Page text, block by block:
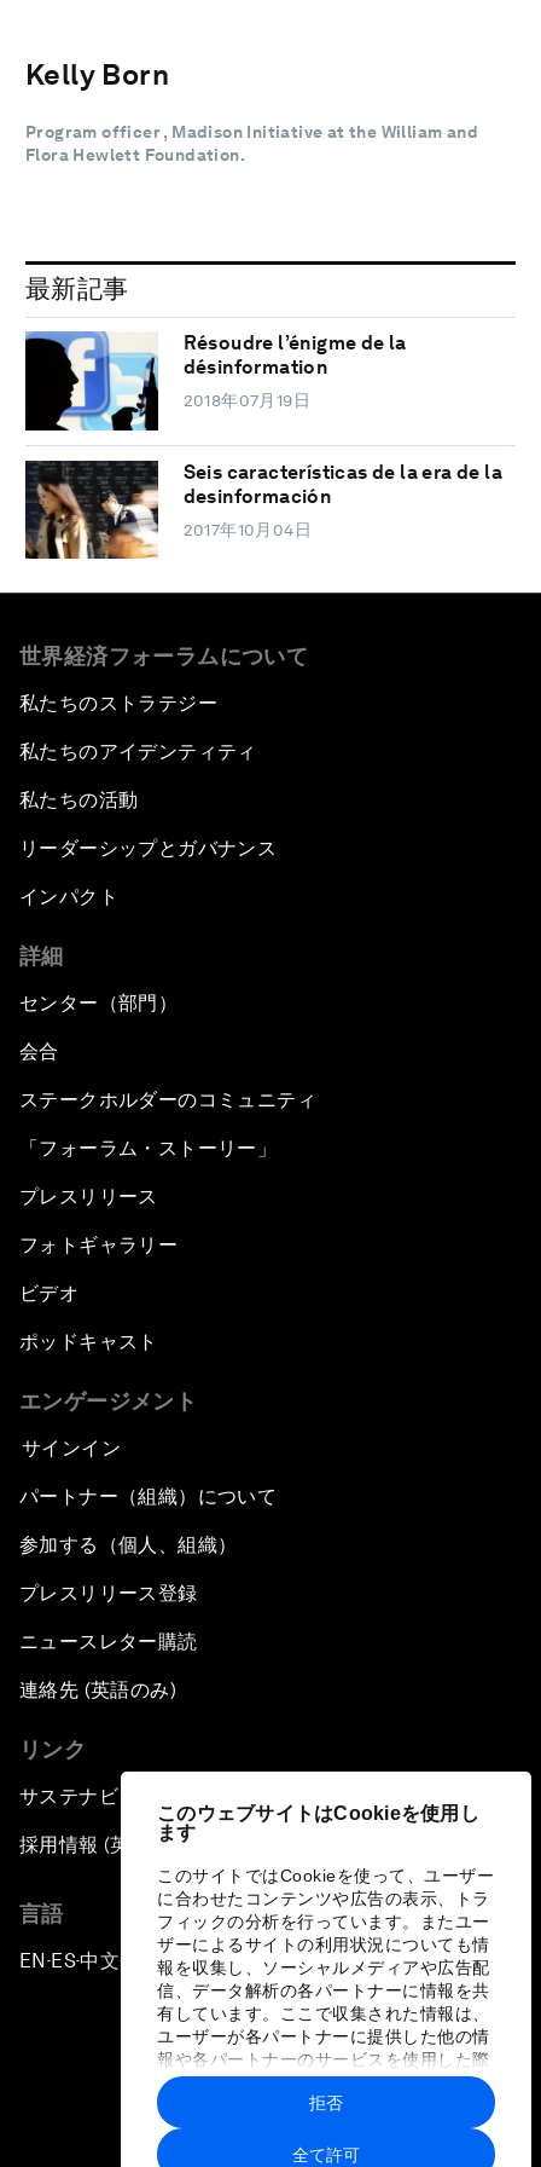
このウェブサイトはCookieを使用し
ます
このサイトではCookieを使って、ユーザー
に合わせたコンテンツや広告の表示、トラ
フィックの分析を行っています。またユー
ザーによるサイトの利用状況についても情
報を収集し、ソーシャルメディアや広告配
信、データ解析の各パートナーに情報を共
有しています。ここで収集された情報は、
ユーザーが各パートナーに提供した他の情
報や各パートナーのサービスを使用した際
に収集された情報と組み合わされ、各パー
トナーによって使用されることがありま
す。
全て許可
拒否
Kelly Born
Program officer , Madison Initiative at the William and
Flora Hewlett Foundation.
最新記事
Résoudre l’énigme de la
désinformation
2018年07月19日
Seis características de la era de la
desinformación
2017年10月04日
世界経済フォーラムについて
私たちのストラテジー
私たちのアイデンティティ
私たちの活動
リーダーシップとガバナンス
インパクト
詳細
センター（部門）
会合
ステークホルダーのコミュニティ
「フォーラム・ストーリー」
プレスリリース
フォトギャラリー
ビデオ
ポッドキャスト
エンゲージメント
サインイン
パートナー（組織）について
参加する（個人、組織）
プレスリリース登録
ニュースレター購読
連絡先 (英語のみ)
リンク
サステナビリティへの取り組み
採用情報 (英語のみ)
言語
EN ▪ES▪中文▪ 日本語
プライバシーポリシーと利用規約